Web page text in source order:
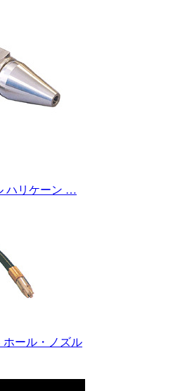
ハリケーン …
ホール・ノズル